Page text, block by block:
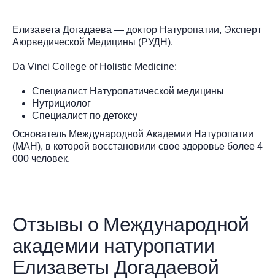
Елизавета Догадаева — доктор Натуропатии, Эксперт
Аюрведической Медицины (РУДН).
Da Vinci College of Holistic Medicine:
Специалист Натуропатической медицины
Нутрициолог
Специалист по детоксу
Основатель Международной Академии Натуропатии
(МАН), в которой восстановили свое здоровье более 4
000 человек.
Отзывы о Международной
академии натуропатии
Елизаветы Догадаевой